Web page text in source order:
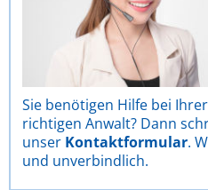
Sie benötigen Hilfe bei
richtigen Anwalt? Dann
unser Kontaktformular.
und unverbindlich.